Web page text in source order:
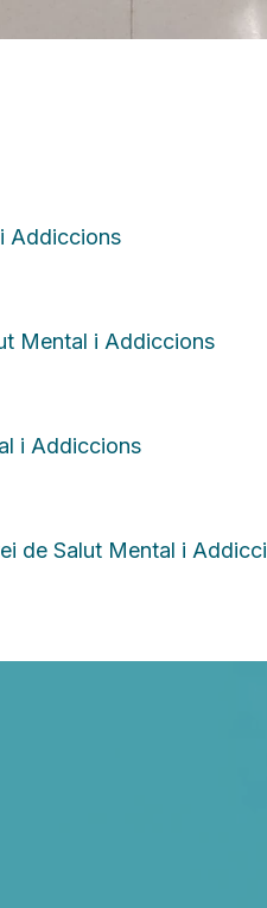
Addiccions
Mental i Addiccions
i Addiccions
de Salut Mental i